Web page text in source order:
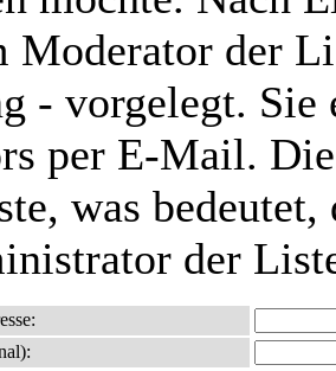
Moderator der
- vorgelegt. Sie
per E-Mail.
was bedeutet,
der